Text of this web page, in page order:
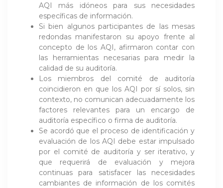
AQI más idóneos para sus necesidades
específicas de información.
Si bien algunos participantes de las mesas
redondas manifestaron su apoyo frente al
concepto de los AQI, afirmaron contar con
las herramientas necesarias para medir la
calidad de su auditoría.
Los miembros del comité de auditoría
coincidieron en que los AQI por sí solos, sin
contexto, no comunican adecuadamente los
factores relevantes para un encargo de
auditoría específico o firma de auditoría.
Se acordó que el proceso de identificación y
evaluación de los AQI debe estar impulsado
por el comité de auditoría y ser iterativo, y
que requerirá de evaluación y mejora
continuas para satisfacer las necesidades
cambiantes de información de los comités